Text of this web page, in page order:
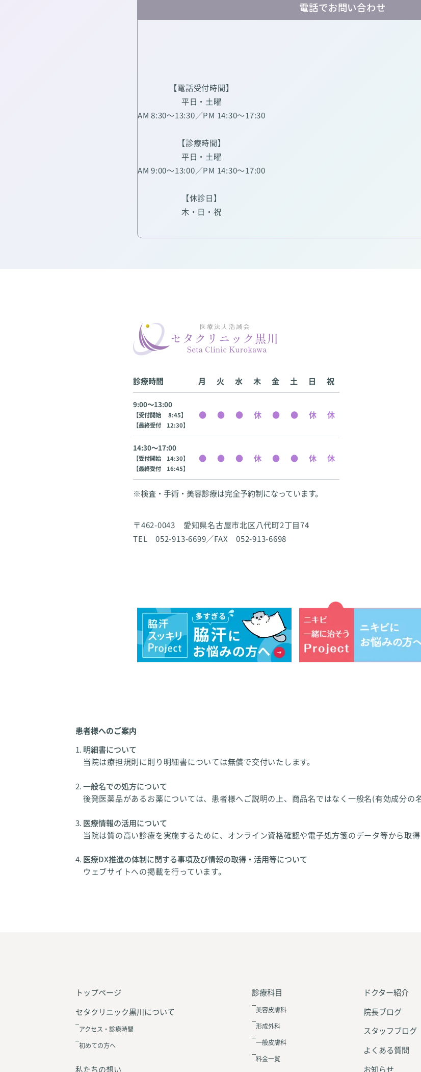
電話でお問い合わせ
【電話受付時間】
平日・土曜
AM 8:30～13:30／PM 14:30～17:30
【診療時間】
平日・土曜
AM 9:00～13:00／PM 14:30～17:00
【休診日】
木・日・祝
診療時間 月 火 水 木 金 土 日 祝
9:00〜13:00
【受付開始 8:45】
【最終受付 12:30】
14:30〜17:00
【受付開始 14:30】
【最終受付 16:45】
※検査・手術・美容診療は完全予約制になっています。
〒462-0043 愛知県名古屋市北区八代町2丁目74
TEL 052-913-6699／FAX 052-913-6698
患者様へのご案内
明細書について
当院は療担規則に則り明細書については無償で交付いたします。
一般名での処方について
後発医薬品があるお薬については、患者様へご説明の上、商品名ではなく一般名(有効成分の
医療情報の活用について
当院は質の高い診療を実施するために、オンライン資格確認や電子処方箋のデータ等から取
医療DX推進の体制に関する事項及び情報の取得・活用等について
ウェブサイトへの掲載を行っています。
トップページ
セタクリニック黒川について
アクセス・診療時間
初めての方へ
私たちの想い
診療科目
美容皮膚科
形成外科
一般皮膚科
料金一覧
ドクター紹介
院長ブログ
スタッフブログ
よくある質問
お知らせ